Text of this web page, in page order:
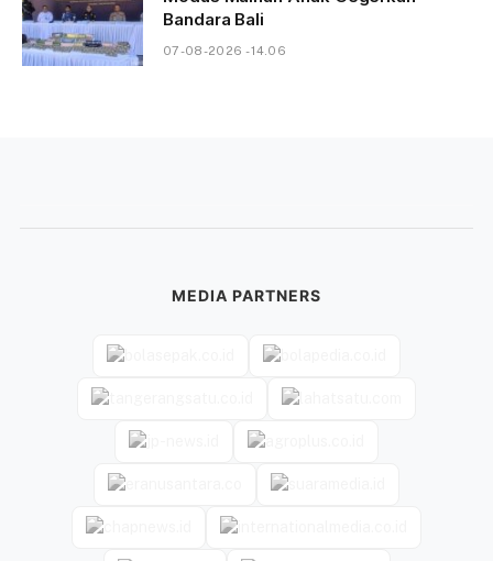
Bandara Bali
07-08-2026 - 14.06
MEDIA PARTNERS